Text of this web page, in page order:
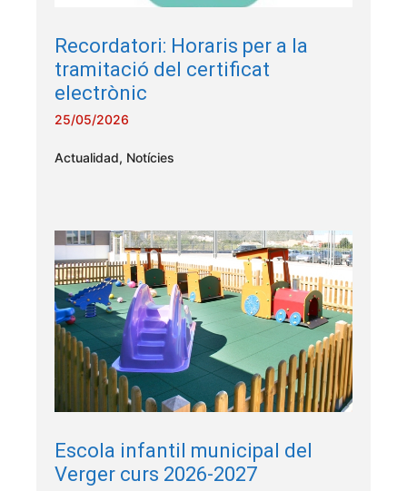
Recordatori: Horaris per a la
tramitació del certificat
electrònic
25/05/2026
Actualidad, Notícies
Escola infantil municipal del
Verger curs 2026-2027